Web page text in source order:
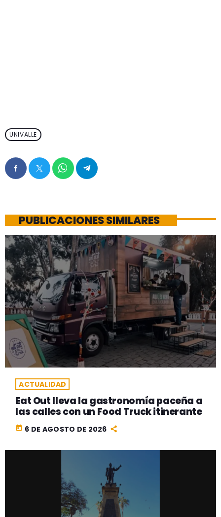
UNIVALLE
PUBLICACIONES SIMILARES
ACTUALIDAD
Eat Out lleva la gastronomía paceña a
las calles con un Food Truck itinerante
today 6 DE AGOSTO DE 2026